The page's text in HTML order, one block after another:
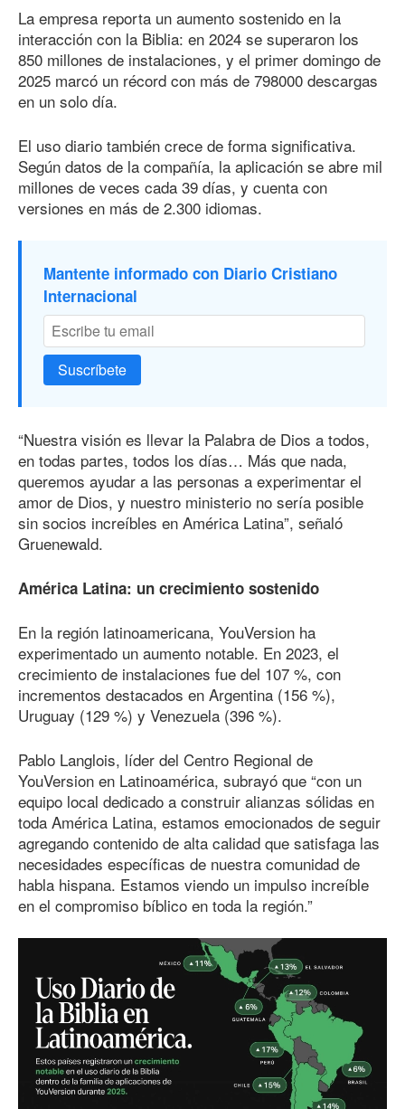
La empresa reporta un aumento sostenido en la
interacción con la Biblia: en 2024 se superaron los
850 millones de instalaciones, y el primer domingo de
2025 marcó un récord con más de 798000 descargas
en un solo día.
El uso diario también crece de forma significativa.
Según datos de la compañía, la aplicación se abre mil
millones de veces cada 39 días, y cuenta con
versiones en más de 2.300 idiomas.
Mantente informado con Diario Cristiano
Internacional
Suscríbete
“Nuestra visión es llevar la Palabra de Dios a todos,
en todas partes, todos los días… Más que nada,
queremos ayudar a las personas a experimentar el
amor de Dios, y nuestro ministerio no sería posible
sin socios increíbles en América Latina”, señaló
Gruenewald.
América Latina: un crecimiento sostenido
En la región latinoamericana, YouVersion ha
experimentado un aumento notable. En 2023, el
crecimiento de instalaciones fue del 107 %, con
incrementos destacados en Argentina (156 %),
Uruguay (129 %) y Venezuela (396 %).
Pablo Langlois, líder del Centro Regional de
YouVersion en Latinoamérica, subrayó que “con un
equipo local dedicado a construir alianzas sólidas en
toda América Latina, estamos emocionados de seguir
agregando contenido de alta calidad que satisfaga las
necesidades específicas de nuestra comunidad de
habla hispana. Estamos viendo un impulso increíble
en el compromiso bíblico en toda la región.”